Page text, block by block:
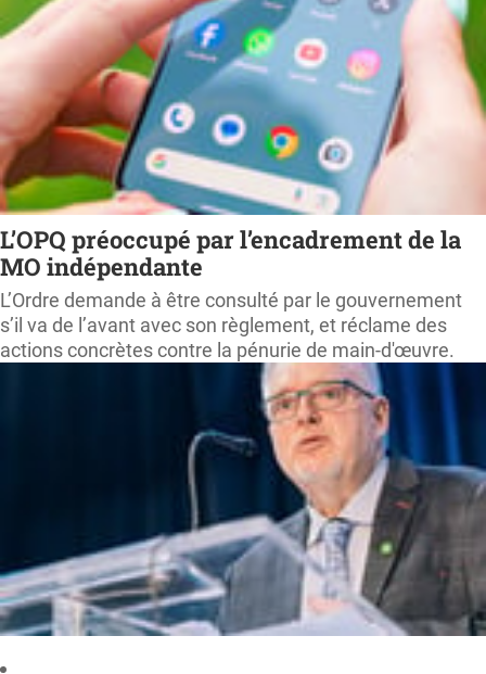
L’OPQ préoccupé par l’encadrement de la
MO indépendante
L’Ordre demande à être consulté par le gouvernement
s’il va de l’avant avec son règlement, et réclame des
actions concrètes contre la pénurie de main-d'œuvre.